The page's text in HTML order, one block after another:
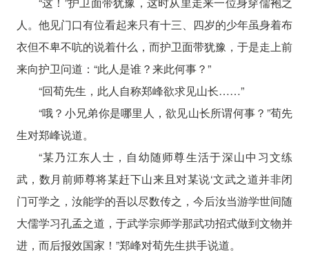
人。他见门口有位看起来只有十三、四岁的少年虽身着布
衣但不卑不吭的说着什么，而护卫面带犹豫，于是走上前
来向护卫问道：“此人是谁？来此何事？”
“回荀先生，此人自称郑峰欲求见山长……”
“哦？小兄弟你是哪里人，欲见山长所谓何事？”荀先
生对郑峰说道。
“某乃江东人士，自幼随师尊生活于深山中习文练
武，数月前师尊将某赶下山来且对某说‘文武之道并非闭
门可学之，汝能学的吾以尽数传之，今后汝当游学世间随
大儒学习孔孟之道，于武学宗师学那武功招式做到文物并
进，而后报效国家！”郑峰对荀先生拱手说道。